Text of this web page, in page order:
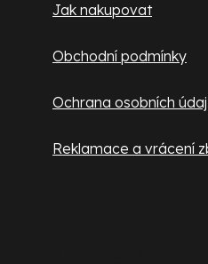
Jak nakupovat
Obchodní podmínky
Ochrana osobních
Reklamace a vrácení